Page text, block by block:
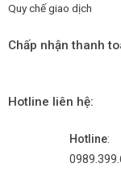
Quy chế giao dịch
Chấp nhận thanh
Hotline liên hệ:
Hotline: